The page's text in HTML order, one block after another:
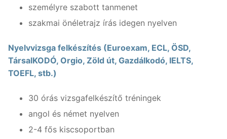
személyre szabott tanmenet
szakmai önéletrajz írás idegen nyelven
Nyelvvizsga felkészítés (Euroexam, ECL, ÖSD,
TársalKODÓ, Orgio, Zöld út, Gazdálkodó, IELTS,
TOEFL, stb.)
30 órás vizsgafelkészítő tréningek
angol és német nyelven
2-4 fős kiscsoportban